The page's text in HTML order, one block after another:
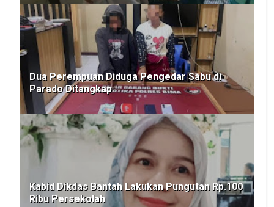
Dua Perempuan Diduga Pengedar Sabu di
Parado Ditangkap
Kabid Dikdas Bantah Lakukan Pungutan Rp.100
Ribu Persekolah